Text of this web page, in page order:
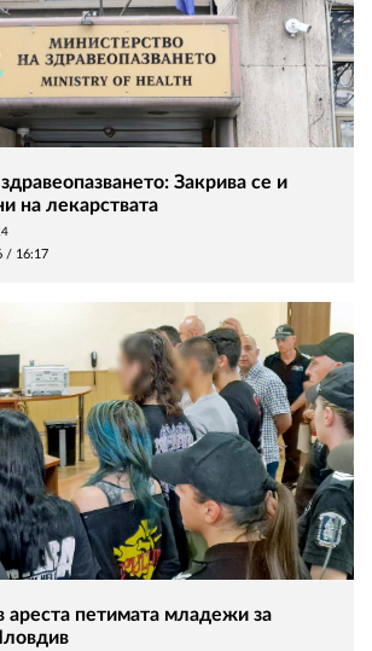
Закрива се и
на лекарствата
/ 16:17
ареста петимата младежи за